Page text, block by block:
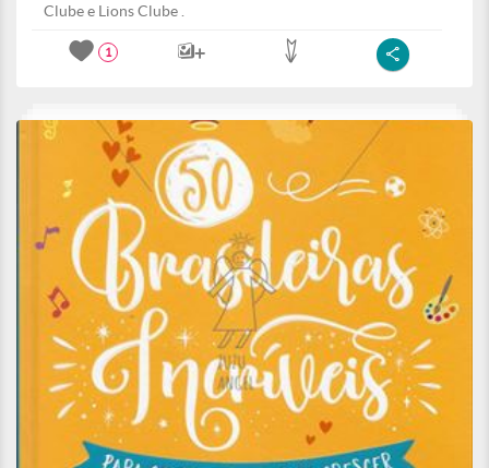
Clube e Lions Clube .
1